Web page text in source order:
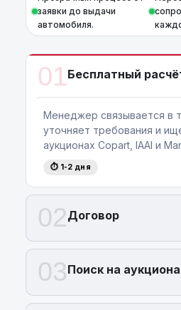
заявки до выдачи
автомобиля.
01Бесплатный
Менеджер связывается в
уточняет требования и
аукционах Copart, IAAI и
⏱ 1-2 дня
02Договор
03Поиск на